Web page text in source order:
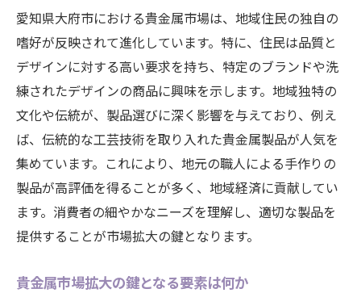
地元市場における消費者トレンド
未来の需要を見据えた業界戦略
愛知県大府市における貴金属市場は、地域住民の独自の
嗜好が反映されて進化しています。特に、住民は品質と
デザインに対する高い要求を持ち、特定のブランドや洗
練されたデザインの商品に興味を示します。地域独特の
文化や伝統が、製品選びに深く影響を与えており、例え
ば、伝統的な工芸技術を取り入れた貴金属製品が人気を
集めています。これにより、地元の職人による手作りの
製品が高評価を得ることが多く、地域経済に貢献してい
ます。消費者の細やかなニーズを理解し、適切な製品を
提供することが市場拡大の鍵となります。
貴金属市場拡大の鍵となる要素は何か